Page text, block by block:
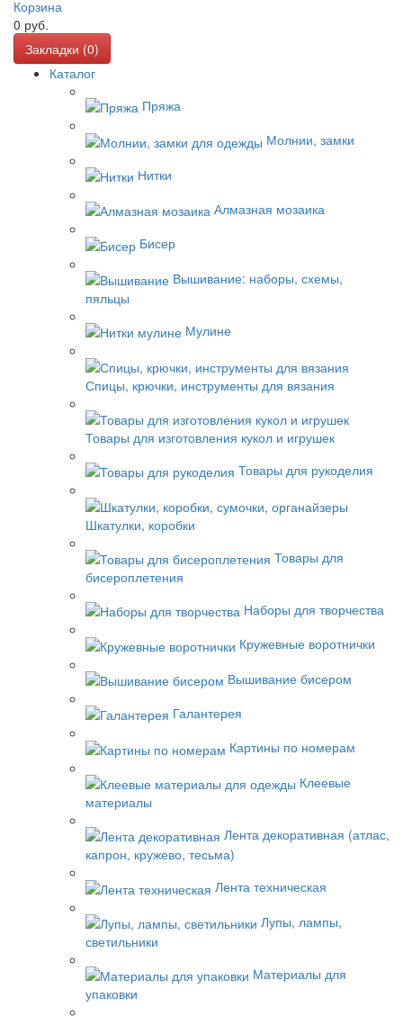
Корзина
0 руб.
Закладки (0)
Каталог
Пряжа
Молнии, замки
Нитки
Алмазная мозаика
Бисер
Вышивание: наборы, схемы,
пяльцы
Мулине
Спицы, крючки, инструменты для вязания
Товары для изготовления кукол и игрушек
Товары для рукоделия
Шкатулки, коробки
Товары для
бисероплетения
Наборы для творчества
Кружевные воротнички
Вышивание бисером
Галантерея
Картины по номерам
Клеевые
материалы
Лента декоративная (атлас,
капрон, кружево, тесьма)
Лента техническая
Лупы, лампы,
светильники
Материалы для
упаковки